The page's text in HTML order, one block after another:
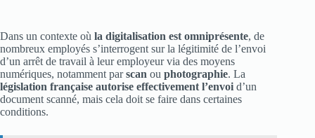
Dans un contexte où la digitalisation est omniprésente, de
nombreux employés s’interrogent sur la légitimité de l’envoi
d’un arrêt de travail à leur employeur via des moyens
numériques, notamment parscan ou photographie. La
législation française autorise effectivement l’envoi d’un
document scanné, mais cela doit se faire dans certaines
conditions.